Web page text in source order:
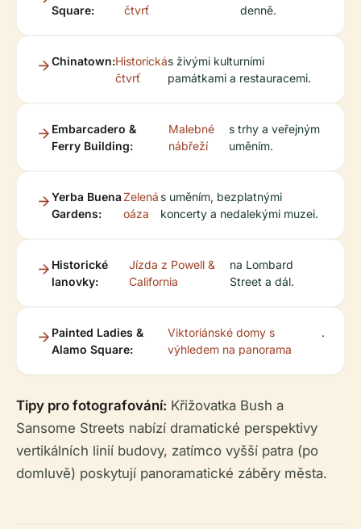
Square: čtvrť denně.
Chinatown:Historická
čtvrť
s živými kulturními
památkami a restauracemi.
Embarcadero &
Ferry Building:
Malebné
nábřeží
s trhy a veřejným
uměním.
Yerba Buena
Gardens:
Zelená
oáza
s uměním, bezplatnými
koncerty a nedalekými muzei.
Historické
lanovky:
Jízda z Powell &
California
na Lombard
Street a dál.
Painted Ladies &
Alamo Square:
Viktoriánské domy s
výhledem na panorama
.
Tipy pro fotografování: Křižovatka Bush a
Sansome Streets nabízí dramatické perspektivy
vertikálních linií budovy, zatímco vyšší patra (po
domluvě) poskytují panoramatické záběry města.